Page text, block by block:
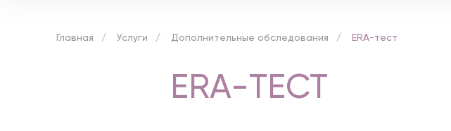
Главная Услуги Дополнительные обследования ERA-тест
ERA-ТЕСТ